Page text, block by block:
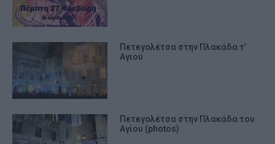
Πετεγολέτσα στην Πλακάδα τ’
Αγιού
Πετεγολέτσα στην Πλακάδα του
Αγίου (photos)